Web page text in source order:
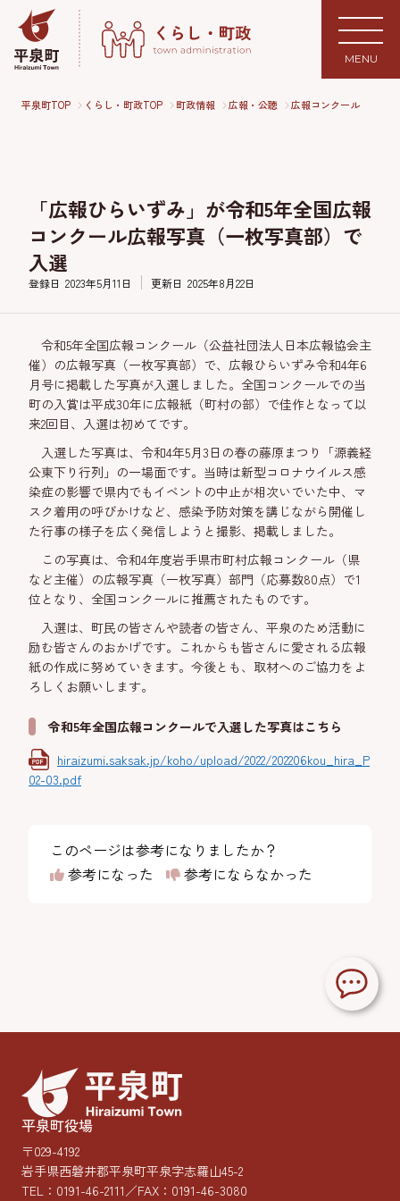
MENU
平泉町TOP くらし・町政TOP 町政情報 広報・公聴 広報コンクール
「広報ひらいずみ」が令和5年全国広報
コンクール広報写真（一枚写真部）で
入選
登録日 2023年5月11日 更新日 2025年8月22日
令和5年全国広報コンクール（公益社団法人日本広報協会主
催）の広報写真（一枚写真部）で、広報ひらいずみ令和4年6
月号に掲載した写真が入選しました。全国コンクールでの当
町の入賞は平成30年に広報紙（町村の部）で佳作となって以
来2回目、入選は初めてです。
入選した写真は、令和4年5月3日の春の藤原まつり「源義経
公東下り行列」の一場面です。当時は新型コロナウイルス感
染症の影響で県内でもイベントの中止が相次いでいた中、マ
スク着用の呼びかけなど、感染予防対策を講じながら開催し
た行事の様子を広く発信しようと撮影、掲載しました。
この写真は、令和4年度岩手県市町村広報コンクール（県
など主催）の広報写真（一枚写真）部門（応募数80点）で1
位となり、全国コンクールに推薦されたものです。
入選は、町民の皆さんや読者の皆さん、平泉のため活動に
励む皆さんのおかげです。これからも皆さんに愛される広報
紙の作成に努めていきます。今後とも、取材へのご協力をよ
ろしくお願いします。
令和5年全国広報コンクールで入選した写真はこちら
hiraizumi.saksak.jp/koho/upload/2022/202206kou_hira_P
02-03.pdf
このページは参考になりましたか？
参考になった
参考にならなかった
平泉町役場
〒029-4192
岩手県西磐井郡平泉町平泉字志羅山45-2
TEL： 0191-46-2111／FAX：0191-46-3080